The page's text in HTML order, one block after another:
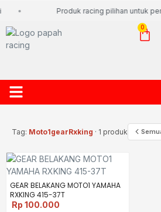
Produk racing pilihan untuk
0
Tag: Moto1gearRxking · 1 produk
GEAR BELAKANG MOTO1 YAMAHA
RXKING 415-37T
Rp 100.000